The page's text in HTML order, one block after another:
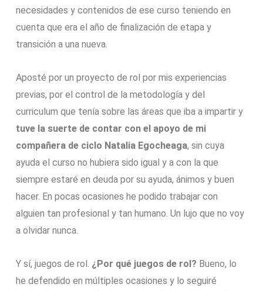
necesidades y contenidos de ese curso teniendo en
cuenta que era el año de finalización de etapa y
transición a una nueva.
Aposté por un proyecto de rol por mis experiencias
previas, por el control de la metodología y del
curriculum que tenía sobre las áreas que iba a impartir y
tuve la suerte de contar con el apoyo de mi
compañera de ciclo Natalia Egocheaga, sin cuya
ayuda el curso no hubiera sido igual y a con la que
siempre estaré en deuda por su ayuda, ánimos y buen
hacer. En pocas ocasiones he podido trabajar con
alguien tan profesional y tan humano. Un lujo que no voy
a olvidar nunca.
Y sí, juegos de rol. ¿Por qué juegos de rol? Bueno, lo
he defendido en múltiples ocasiones y lo seguiré